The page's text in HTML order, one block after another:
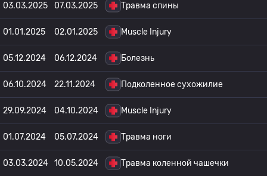
03.03.2025 07.03.2025 Травма спины
01.01.2025 02.01.2025 Muscle Injury
05.12.2024 06.12.2024 Болезнь
06.10.2024 22.11.2024 Подколенное сухожилие
29.09.2024 04.10.2024 Muscle Injury
01.07.2024 05.07.2024 Травма ноги
03.03.2024 10.05.2024 Травма коленной чашечки